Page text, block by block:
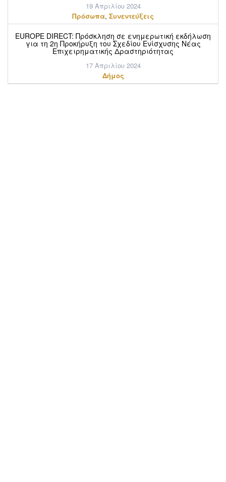
19 Απριλίου 2024
Πρόσωπα, Συνεντεύξεις
EUROPE DIRECT: Πρόσκληση σε ενημερωτική εκδήλωση
για τη 2η Προκήρυξη του Σχεδίου Ενίσχυσης Νέας
Επιχειρηματικής Δραστηριότητας
17 Απριλίου 2024
Δήμος